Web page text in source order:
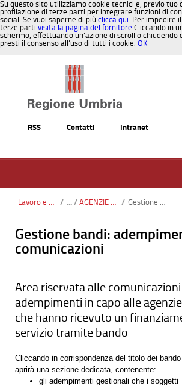
Su questo sito utilizziamo cookie tecnici e, previo tuo
profilazione di terze parti per integrare funzioni di
social. Se vuoi saperne di più clicca qui. Per impedire
terze parti visita la pagina del fornitore Cliccando in
schermo, effettuando un’azione di scroll o chiudendo
presti il consenso all’uso di tutti i cookie. OK
RSS Contatti Intranet
Lavoro e Formazione / AGENZIE FORMATIVE / Gestione bandi: adempimenti e comunicazioni
Gestione bandi:
comunicazioni
Area riservata alle comunicazioni
adempimenti in capo alle
che hanno ricevuto un
servizio tramite bando
Cliccando in corrispondenza del titolo dei
aprirà una sezione dedicata, contenente:
gli adempimenti gestionali che i soggetti